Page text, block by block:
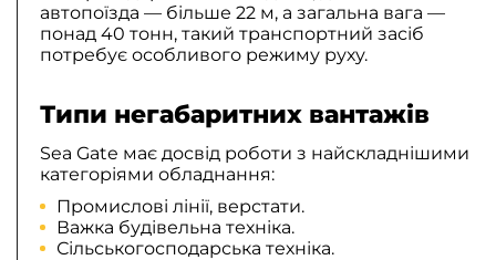
автопоїзда — більше 22 м, а загальна вага —
понад 40 тонн, такий транспортний засіб
потребує особливого режиму руху.
Типи негабаритних вантажів
Sea Gate має досвід роботи з найскладнішими
категоріями обладнання:
Промислові лінії, верстати.
Важка будівельна техніка.
Сільськогосподарська техніка.